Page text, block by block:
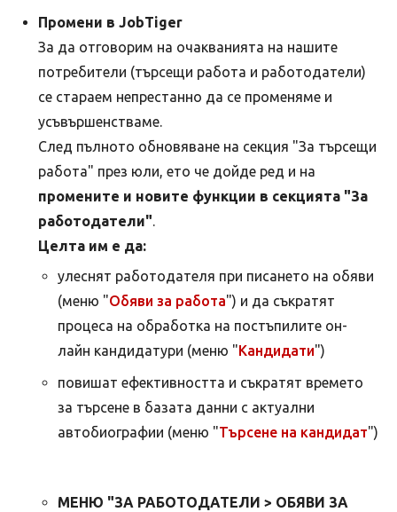
Промени в JobTiger
За да отговорим на очакванията на нашите
потребители (търсещи работа и работодатели)
се стараем непрестанно да се променяме и
усъвършенстваме.
След пълното обновяване на секция "За търсещи
работа" през юли, ето че дойде ред и на
промените и новите функции в секцията "За
работодатели".
Целта им е да:
улеснят работодателя при писането на обяви
(меню "Обяви за работа") и да съкратят
процеса на обработка на постъпилите он-
лайн кандидатури (меню "Кандидати")
повишат ефективността и съкратят времето
за търсене в базата данни с актуални
автобиографии (меню "Търсене на кандидат")
МЕНЮ "ЗА РАБОТОДАТЕЛИ > ОБЯВИ ЗА